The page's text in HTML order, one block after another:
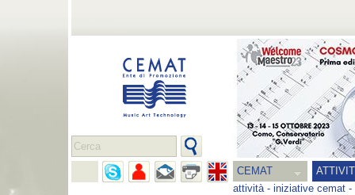
CEMAT
attività- iniziative cemat -